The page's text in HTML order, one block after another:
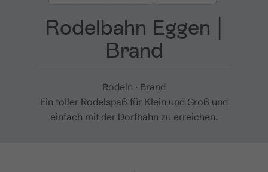
Rodelbahn Eggen ​|​
Brand
Rodeln · Brand
Ein toller Rodelspaß für Klein und Groß und
einfach mit der Dorfbahn zu erreichen.